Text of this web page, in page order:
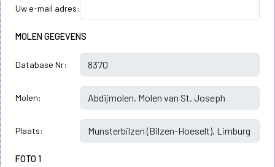
Uw e-mail adres:
MOLEN GEGEVENS
Database Nr:
Molen:
Plaats:
FOTO 1